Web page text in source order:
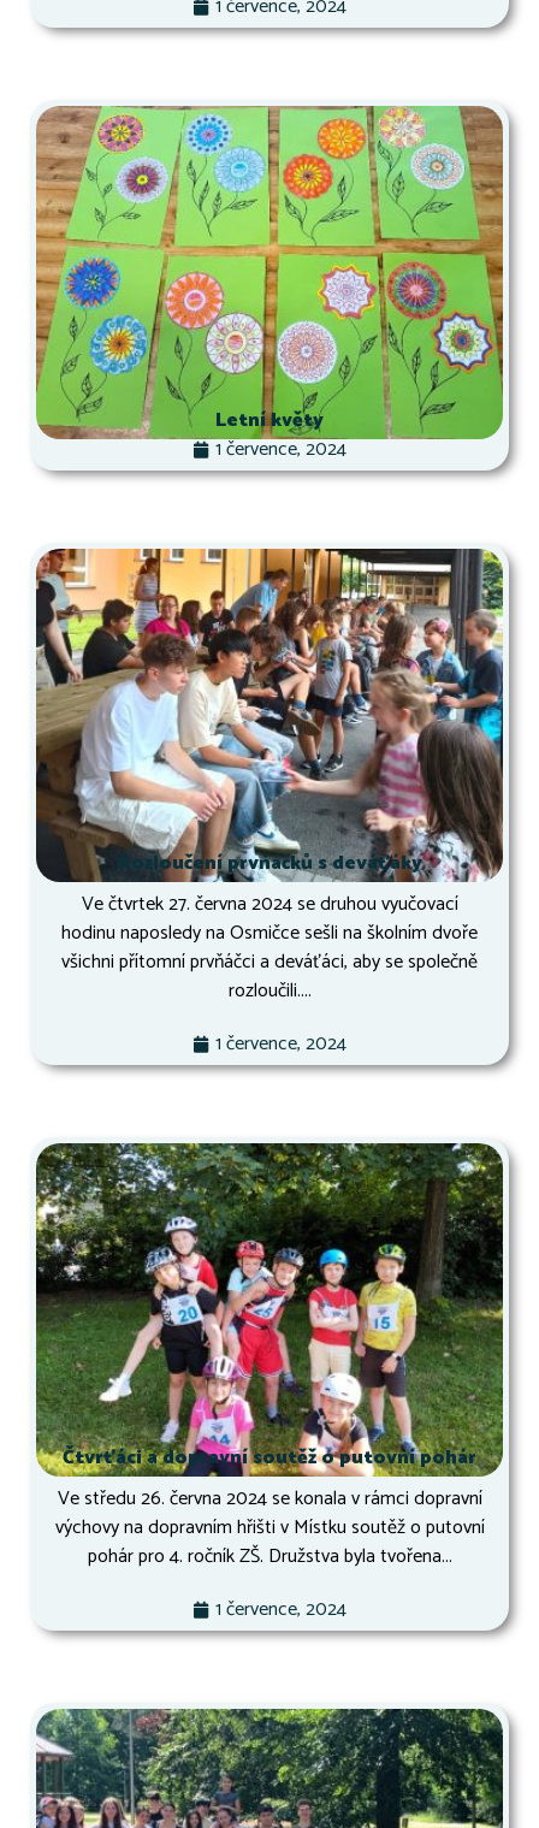
1 července, 2024
Letní květy
1 července, 2024
Rozloučení prvňáčků s deváťáky
Ve čtvrtek 27. června 2024 se druhou vyučovací
hodinu naposledy na Osmičce sešli na školním dvoře
všichni přítomní prvňáčci a deváťáci, aby se společně
rozloučili....
1 července, 2024
Čtvrťáci a dopravní soutěž o putovní pohár
Ve středu 26. června 2024 se konala v rámci dopravní
výchovy na dopravním hřišti v Místku soutěž o putovní
pohár pro 4. ročník ZŠ. Družstva byla tvořena...
1 července, 2024